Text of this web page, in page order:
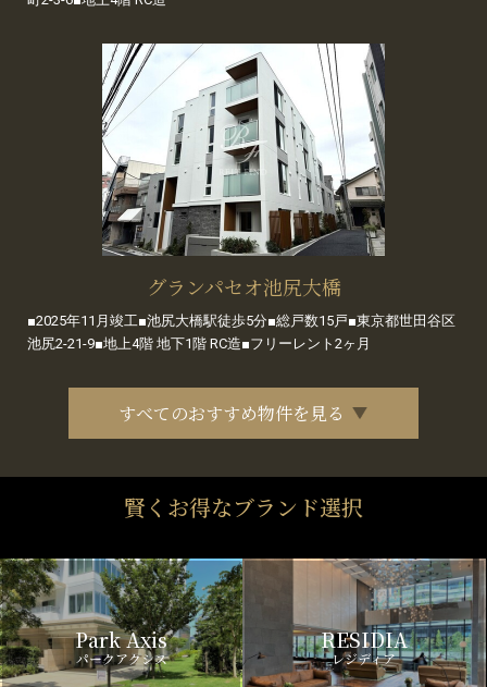
グランパセオ池尻大橋
■2025年11月竣工■池尻大橋駅徒歩5分■総戸数15戸■東京都世田谷区
池尻2-21-9■地上4階 地下1階 RC造■フリーレント2ヶ月
すべてのおすすめ物件を見る
賢くお得なブランド選択
Park Axis
パークアクシス
RESIDIA
レジディア